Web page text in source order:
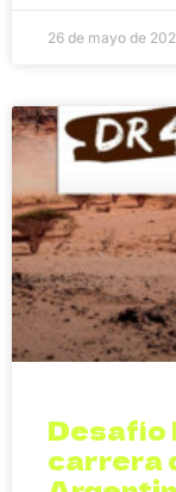
26 de mayo de
Desafío
carrera